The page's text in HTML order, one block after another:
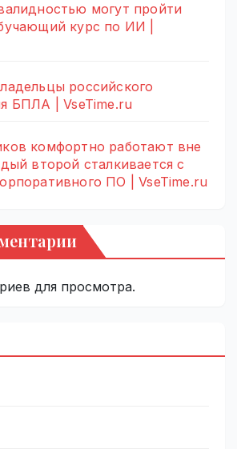
могут пройти
курс по ИИ |
российского
БПЛА | VseTime.ru
комфортно работают вне
второй сталкивается с
ПО | VseTime.ru
для просмотра.